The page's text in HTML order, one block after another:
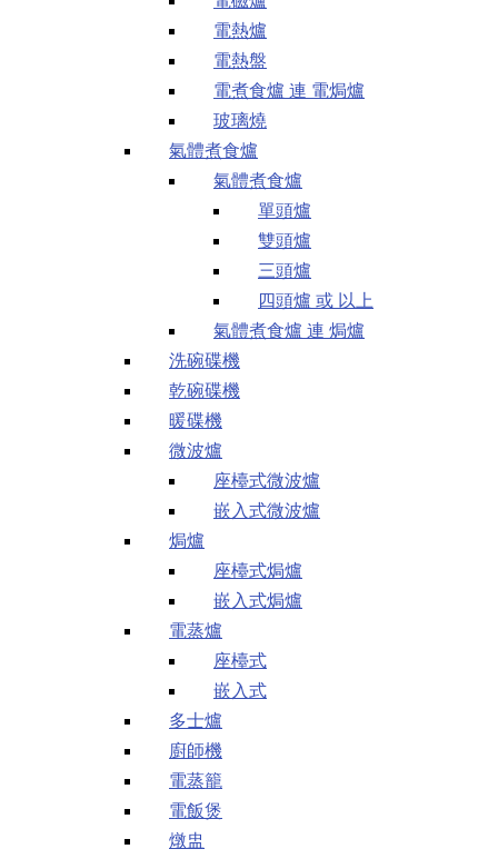
電熱爐
電熱盤
電煮食爐 連 電焗爐
玻璃燒
氣體煮食爐
氣體煮食爐
單頭爐
雙頭爐
三頭爐
四頭爐 或 以上
氣體煮食爐 連 焗爐
洗碗碟機
乾碗碟機
暖碟機
微波爐
座檯式微波爐
嵌入式微波爐
焗爐
座檯式焗爐
嵌入式焗爐
電蒸爐
座檯式
嵌入式
多士爐
廚師機
電蒸籠
電飯煲
燉盅